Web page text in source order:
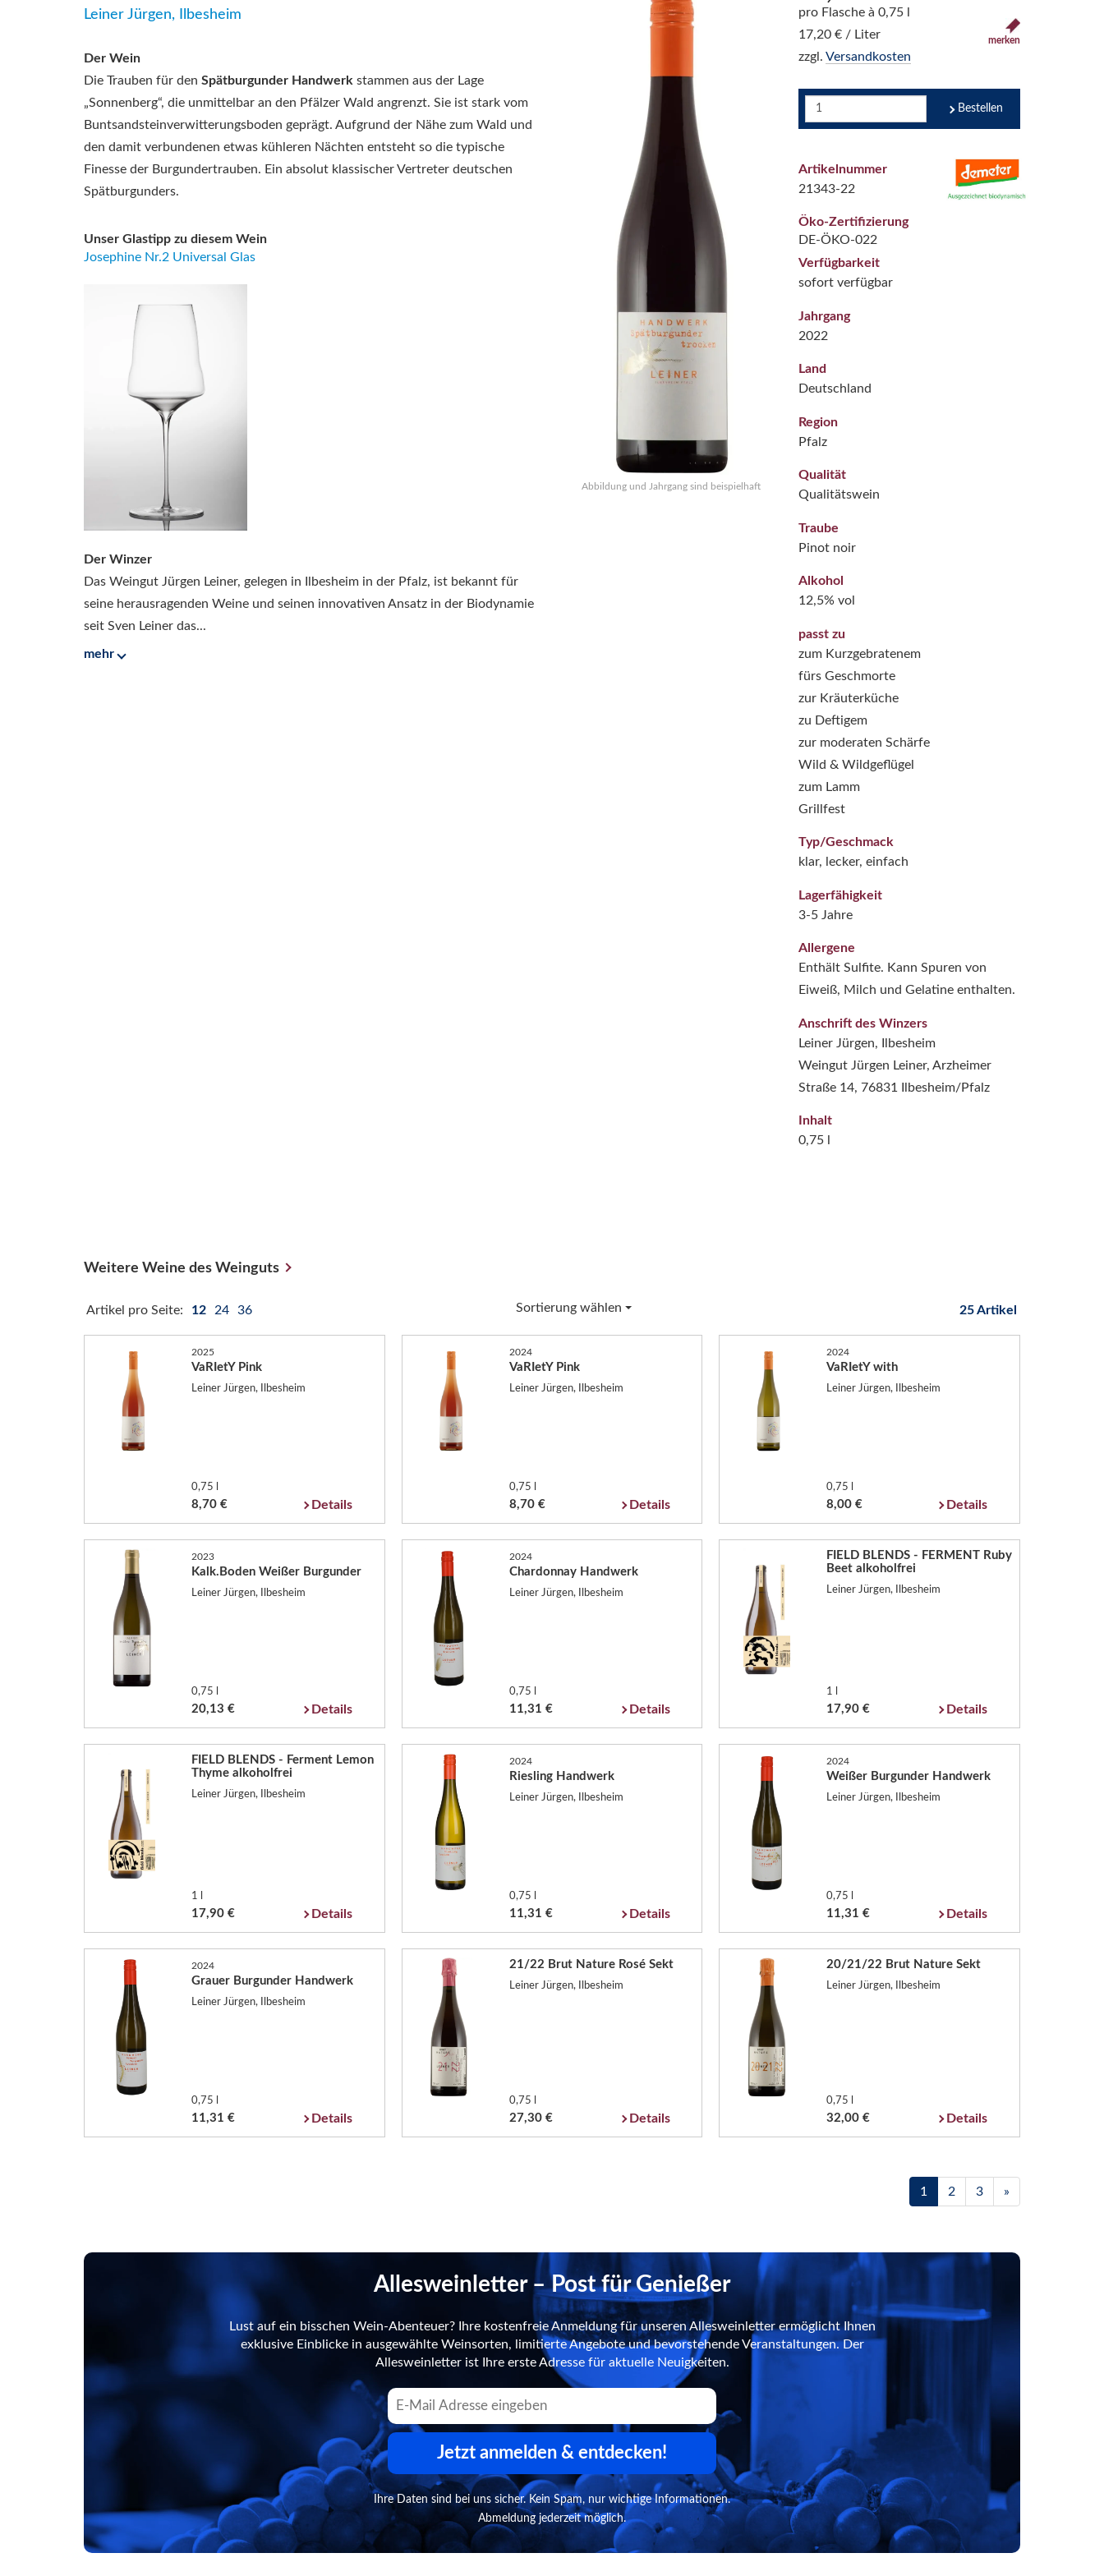
Leiner Jürgen, Ilbesheim
Der Wein
Die Trauben für den Spätburgunder Handwerk stammen aus der Lage
„Sonnenberg“, die unmittelbar an den Pfälzer Wald angrenzt. Sie ist stark vom
Buntsandsteinverwitterungsboden geprägt. Aufgrund der Nähe zum Wald und
den damit verbundenen etwas kühleren Nächten entsteht so die typische
Finesse der Burgundertrauben. Ein absolut klassischer Vertreter deutschen
Spätburgunders.
Unser Glastipp zu diesem Wein
Josephine Nr.2 Universal Glas
Der Winzer
Das Weingut Jürgen Leiner, gelegen in Ilbesheim in der Pfalz, ist bekannt für
seine herausragenden Weine und seinen innovativen Ansatz in der Biodynamie
seit Sven Leiner das...
mehr
Abbildung und Jahrgang sind beispielhaft
pro Flasche à 0,75 l
17,20 € / Liter
zzgl. Versandkosten
merken
Bestellen
Artikelnummer
21343-22
Öko-Zertifizierung
DE-ÖKO-022
Verfügbarkeit
sofort verfügbar
Jahrgang
2022
Land
Deutschland
Region
Pfalz
Qualität
Qualitätswein
Traube
Pinot noir
Alkohol
12,5% vol
passt zu
zum Kurzgebratenem
fürs Geschmorte
zur Kräuterküche
zu Deftigem
zur moderaten Schärfe
Wild & Wildgeflügel
zum Lamm
Grillfest
Typ/Geschmack
klar, lecker, einfach
Lagerfähigkeit
3-5 Jahre
Allergene
Enthält Sulfite. Kann Spuren von
Eiweiß, Milch und Gelatine enthalten.
Anschrift des Winzers
Leiner Jürgen, Ilbesheim
Weingut Jürgen Leiner, Arzheimer
Straße 14, 76831 Ilbesheim/Pfalz
Inhalt
0,75 l
Weitere Weine des Weinguts
Artikel pro Seite: 12 24 36 Sortierung wählen 25 Artikel
2025
VaRIetY Pink
Leiner Jürgen, Ilbesheim
0,75 l
8,70 € Details
2024
VaRIetY Pink
Leiner Jürgen, Ilbesheim
0,75 l
8,70 € Details
2024
VaRIetY with
Leiner Jürgen, Ilbesheim
0,75 l
8,00 € Details
2023
Kalk.Boden Weißer Burgunder
Leiner Jürgen, Ilbesheim
0,75 l
20,13 € Details
2024
Chardonnay Handwerk
Leiner Jürgen, Ilbesheim
0,75 l
11,31 € Details
FIELD BLENDS - FERMENT Ruby
Beet alkoholfrei
Leiner Jürgen, Ilbesheim
1 l
17,90 € Details
FIELD BLENDS - Ferment Lemon
Thyme alkoholfrei
Leiner Jürgen, Ilbesheim
1 l
17,90 € Details
2024
Riesling Handwerk
Leiner Jürgen, Ilbesheim
0,75 l
11,31 € Details
2024
Weißer Burgunder Handwerk
Leiner Jürgen, Ilbesheim
0,75 l
11,31 € Details
2024
Grauer Burgunder Handwerk
Leiner Jürgen, Ilbesheim
0,75 l
11,31 € Details
21/22 Brut Nature Rosé Sekt
Leiner Jürgen, Ilbesheim
0,75 l
27,30 € Details
20/21/22 Brut Nature Sekt
Leiner Jürgen, Ilbesheim
0,75 l
32,00 € Details
1 2 3 »
Allesweinletter – Post für Genießer
Lust auf ein bisschen Wein-Abenteuer? Ihre kostenfreie Anmeldung für unseren Allesweinletter ermöglicht Ihnen
exklusive Einblicke in ausgewählte Weinsorten, limitierte Angebote und bevorstehende Veranstaltungen. Der
Allesweinletter ist Ihre erste Adresse für aktuelle Neuigkeiten.
Jetzt anmelden & entdecken!
Ihre Daten sind bei uns sicher. Kein Spam, nur wichtige Informationen.
Abmeldung jederzeit möglich.